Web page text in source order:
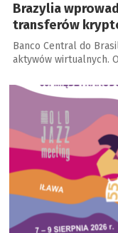
Brazylia
transferów
Banco Central do
aktywów wirtualnych.
a